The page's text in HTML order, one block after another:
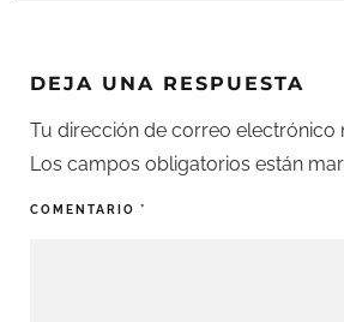
DEJA UNA RESPUESTA
Tu dirección de correo electrónico
Los campos obligatorios están
COMENTARIO *